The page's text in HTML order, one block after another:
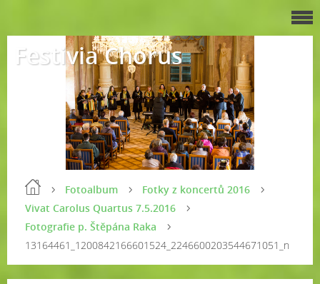
Festivia Chorus
Fotoalbum
Fotky z koncertů 2016
Vivat Carolus Quartus 7.5.2016
Fotografie p. Štěpána Raka
13164461_1200842166601524_2246600203544671051_n